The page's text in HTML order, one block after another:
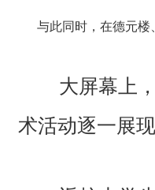
与此同时，在德元楼
大屏幕上
术活动逐一展现